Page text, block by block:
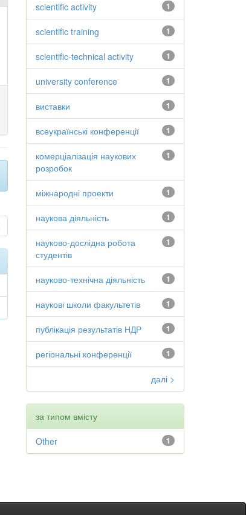
1
scientific activity
1
scientific training
1
scientific-technical activity
1
university conference
1
виставки
1
всеукраїнські конференції
1
комерціалізація наукових
розробок
1
міжнародні проекти
1
наукова діяльність
1
науково-дослідна робота
студентів
1
науково-технічна діяльність
1
наукові школи факультетів
1
публікація результатів НДР
1
регіональні конференції
далі >
за типом вмісту
1
Other